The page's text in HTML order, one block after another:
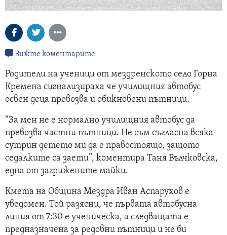
Вижте коментарите
Родители на ученици от мездренското село Горна
Кремена сигнализираха че училищния автобус
освен деца превозва и обикновени пътници.
“За мен не е нормално училищния автобус да
превозва частни пътници. Не съм съгласна всяка
сутрин детето ми да е правостоящо, защото
седалките са заети”, коментира Таня Вълчковска,
една от загрижените майки.
Кмета на Община Мездра Иван Аспарухов е
уведомен. Той разясни, че първата автобусна
линия от 7:30 е ученическа, а следващата е
предназначена за редовни пътници и не би